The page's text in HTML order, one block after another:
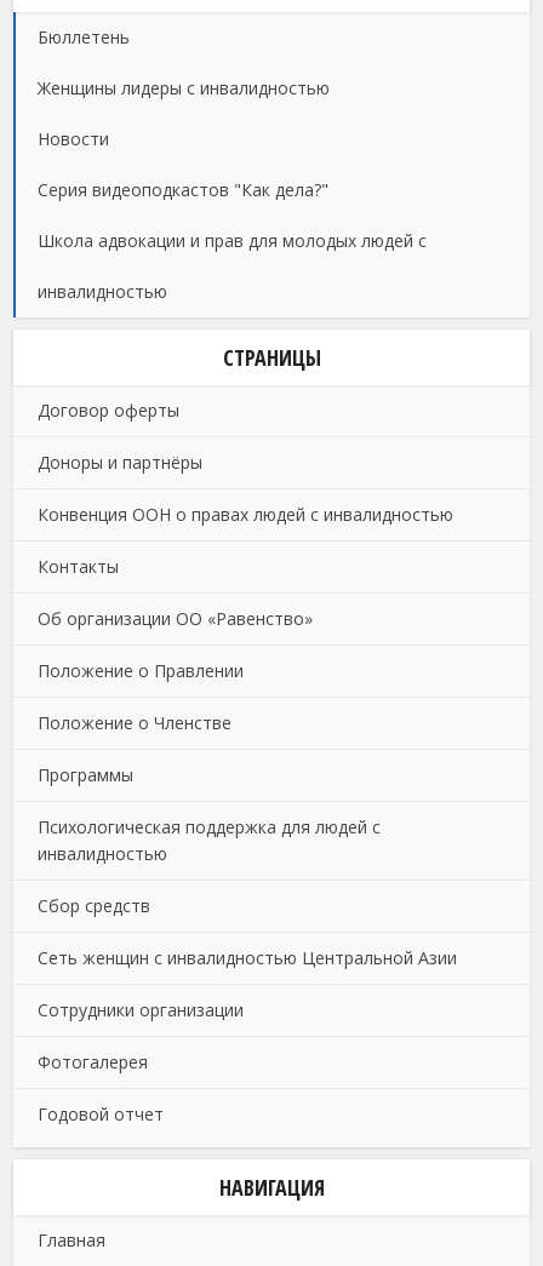
Бюллетень
Женщины лидеры с инвалидностью
Новости
Серия видеоподкастов "Как дела?"
Школа адвокации и прав для молодых людей с
инвалидностью
СТРАНИЦЫ
Договор оферты
Доноры и партнёры
Конвенция ООН о правах людей с инвалидностью
Контакты
Об организации ОО «Равенство»
Положение о Правлении
Положение о Членстве
Программы
Психологическая поддержка для людей с
инвалидностью
Сбор средств
Сеть женщин с инвалидностью Центральной Азии
Сотрудники организации
Фотогалерея
Годовой отчет
НАВИГАЦИЯ
Главная